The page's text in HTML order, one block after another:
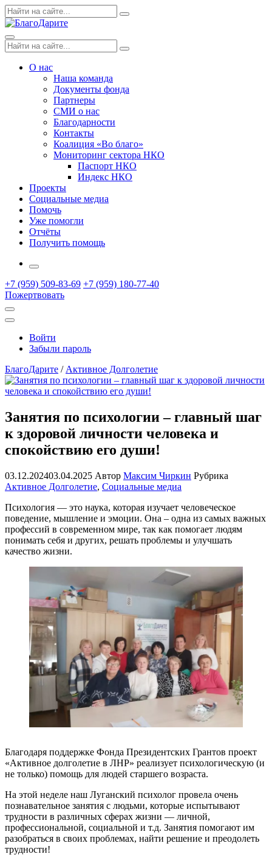
Skip
to
Поиск
по:
Search
Menu
Поиск
по:
Search
О нас
Наша команда
Документы фонда
Партнеры
СМИ о нас
Благодарности
Контакты
Коалиция «Во благо»
Мониторинг сектора НКО
Паспорт НКО
Индекс НКО
Проекты
Социальные медиа
Помочь
Уже помогли
Отчёты
Получить помощь
More
+7 (959) 509-83-69 +7 (959) 180-77-40
Пожертвовать
Открыть
поиск
Профиль
Войти
Забыли пароль
БлагоДарите / Активное Долголетие
Занятия по психологии – главный шаг
к здоровой личности человека и
спокойствию его души!
03.12.202403.04.2025 Автор Максим Чиркин Рубрика
Активное Долголетие, Социальные медиа
Психология — это наука, которая изучает человеческое
поведение, мышление и эмоции. Она – одна из самых важных
профессий в современном мире, так как помогает людям
понимать себя и других, решать проблемы и улучшать
качество жизни.
Благодаря поддержке Фонда Президентских Грантов проект
«Активное долголетие в ЛНР» реализует психологическую (и
не только) помощь для людей старшего возраста.
На этой неделе наш Луганский психолог провела очень
познавательное занятия с людьми, которые испытывают
трудности в различных сферах жизни — личной,
профессиональной, социальной и т.д. Занятия помогают им
разобраться в своих проблемах, найти решение и преодолеть
трудности!